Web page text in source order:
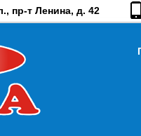
пр-т Ленина, д. 42